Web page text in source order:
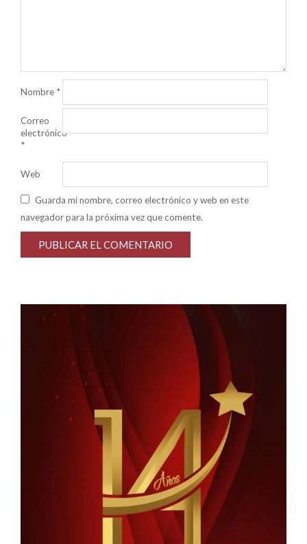
Nombre *
Correo
electrónico
*
Web
Guarda mi nombre, correo electrónico y web en este
navegador para la próxima vez que comente.